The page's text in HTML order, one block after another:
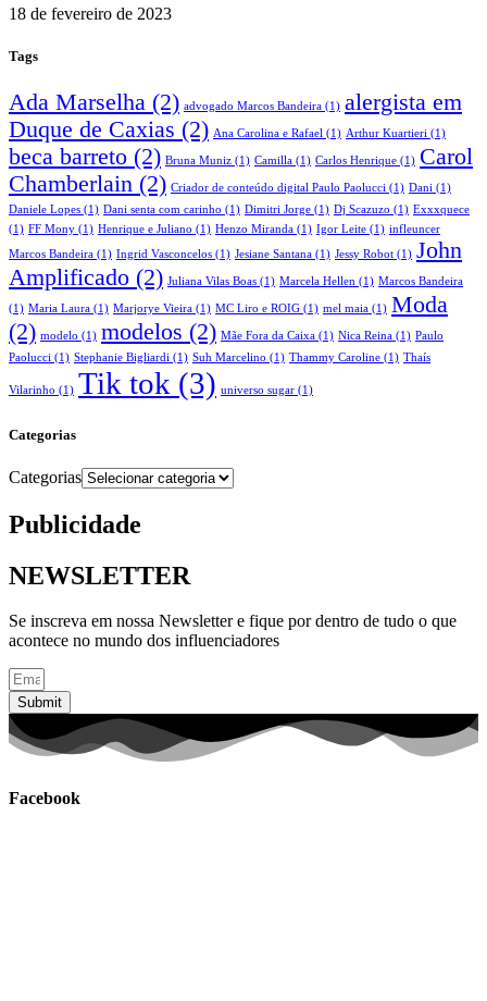
18 de fevereiro de 2023
Tags
Ada Marselha (2) advogado Marcos Bandeira (1) alergista em
Duque de Caxias (2) Ana Carolina e Rafael (1) Arthur Kuartieri (1)
beca barreto (2) Bruna Muniz (1) Camilla (1) Carlos Henrique (1) Carol
Chamberlain (2) Criador de conteúdo digital Paulo Paolucci (1) Dani (1)
Daniele Lopes (1) Dani senta com carinho (1) Dimitri Jorge (1) Dj Scazuzo (1) Exxxquece
(1) FF Mony (1) Henrique e Juliano (1) Henzo Miranda (1) Igor Leite (1) infleuncer
Marcos Bandeira (1) Ingrid Vasconcelos (1) Jesiane Santana (1) Jessy Robot (1) John
Amplificado (2) Juliana Vilas Boas (1) Marcela Hellen (1) Marcos Bandeira
(1) Maria Laura (1) Marjorye Vieira (1) MC Liro e ROIG (1) mel maia (1) Moda
(2) modelo (1) modelos (2) Mãe Fora da Caixa (1) Nica Reina (1) Paulo
Paolucci (1) Stephanie Bigliardi (1) Suh Marcelino (1) Thammy Caroline (1) Thaís
Vilarinho (1) Tik tok (3) universo sugar (1)
Categorias
Categorias
Publicidade
NEWSLETTER
Se inscreva em nossa Newsletter e fique por dentro de tudo o que
acontece no mundo dos influenciadores
Submit
Facebook